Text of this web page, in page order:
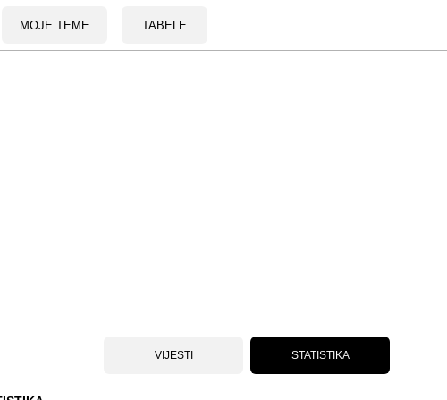
MOJE TEME TABELE
VIJESTI STATISTIKA